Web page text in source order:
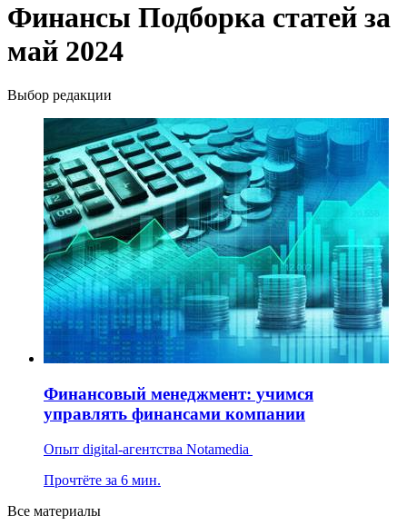
Финансы Подборка статей за
май 2024
Выбор редакции
Финансовый менеджмент: учимся
управлять финансами компании
Опыт digital-агентства Notamedia
Прочтёте за 6 мин.
Все материалы